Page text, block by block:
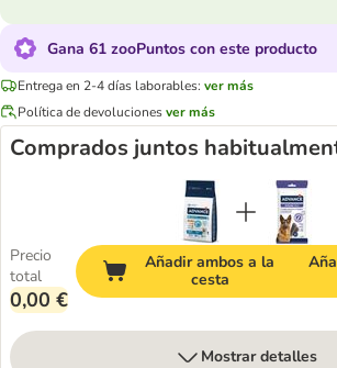
Gana 61 zooPuntos con este producto
Entrega en 2-4 días laborables: ver más
Política de devolucionesver más
Comprados juntos
Precio
total
0,00 €
Añadir ambos a la
cesta
Mostrar detalles